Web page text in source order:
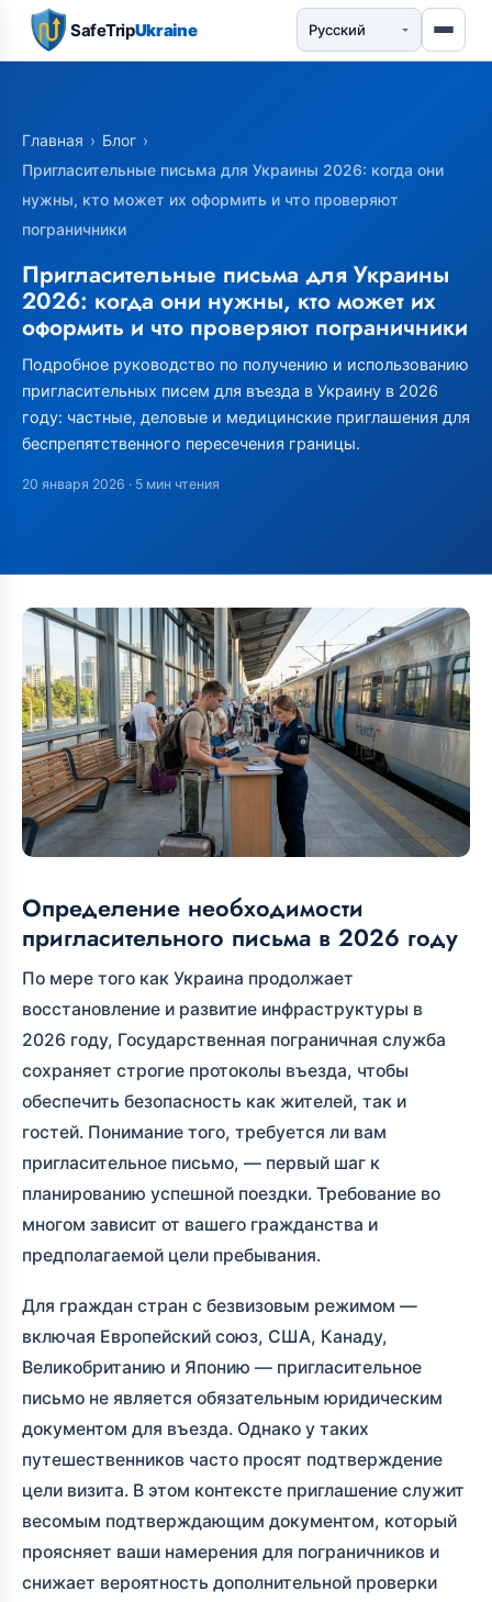
SafeTripUkraine
Главная › Блог ›
Пригласительные письма для Украины 2026: когда они
нужны, кто может их оформить и что проверяют
пограничники
Пригласительные письма для Украины
2026: когда они нужны, кто может их
оформить и что проверяют пограничники
Подробное руководство по получению и использованию
пригласительных писем для въезда в Украину в 2026
году: частные, деловые и медицинские приглашения для
беспрепятственного пересечения границы.
20 января 2026 · 5 мин чтения
Определение необходимости
пригласительного письма в 2026 году
По мере того как Украина продолжает
восстановление и развитие инфраструктуры в
2026 году, Государственная пограничная служба
сохраняет строгие протоколы въезда, чтобы
обеспечить безопасность как жителей, так и
гостей. Понимание того, требуется ли вам
пригласительное письмо, — первый шаг к
планированию успешной поездки. Требование во
многом зависит от вашего гражданства и
предполагаемой цели пребывания.
Для граждан стран с безвизовым режимом —
включая Европейский союз, США, Канаду,
Великобританию и Японию — пригласительное
письмо не является обязательным юридическим
документом для въезда. Однако у таких
путешественников часто просят подтверждение
цели визита. В этом контексте приглашение служит
весомым подтверждающим документом, который
проясняет ваши намерения для пограничников и
снижает вероятность дополнительной проверки